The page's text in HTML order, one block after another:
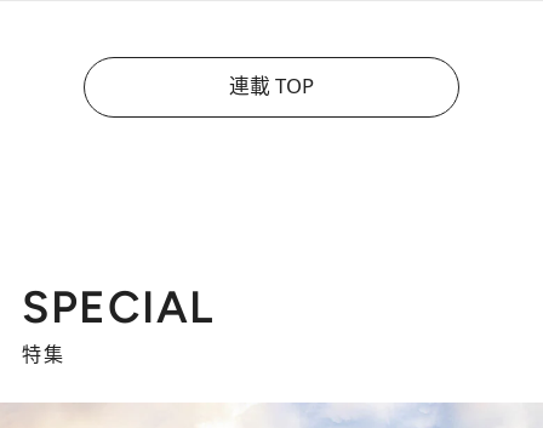
連載 TOP
SPECIAL
特集